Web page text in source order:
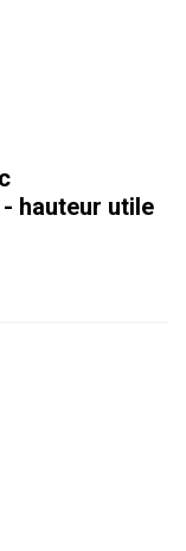
hauteur utile